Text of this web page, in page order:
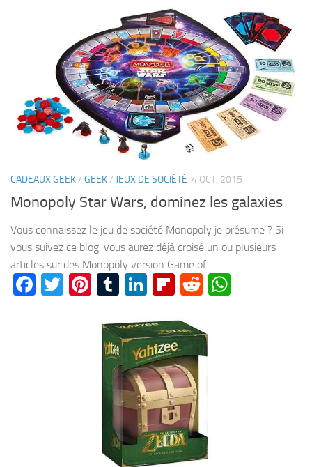
CADEAUX GEEK/ GEEK/ JEUX DE SOCIÉTÉ 4 OCT, 2015
Monopoly Star Wars, dominez les galaxies
Vous connaissez le jeu de société Monopoly je présume ? Si
vous suivez ce blog, vous aurez déjà croisé un ou plusieurs
articles sur des Monopoly version Game of...
Facebook
Twitter
Pinterest
Tumblr
LinkedIn
Flipboard
Reddit